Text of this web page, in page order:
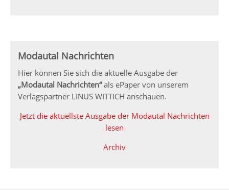
Modautal Nachrichten
Hier können Sie sich die aktuelle Ausgabe der
„Modautal Nachrichten“als ePaper von unserem
Verlagspartner LINUS WITTICH anschauen.
Jetzt die aktuellste Ausgabe der Modautal Nachrichten
lesen
Archiv